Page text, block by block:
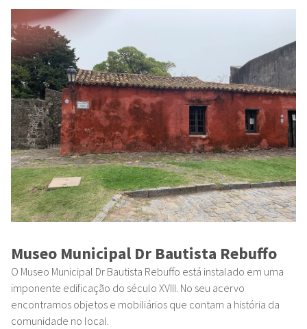
Museo Municipal Dr Bautista Rebuffo
O Museo Municipal Dr Bautista Rebuffo está instalado em uma
imponente edificação do século XVIII. No seu acervo
encontramos objetos e mobiliários que contam a história da
comunidade no local.